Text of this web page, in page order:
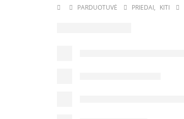
PARDUOTUVĖ PRIEDAI, KITI